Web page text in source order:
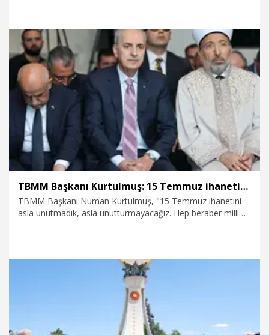
16.07.2026 Gündem
TBMM Başkanı Kurtulmuş: 15 Temmuz ihanetini asla unutmadık
TBMM Başkanı Numan Kurtulmuş, "15 Temmuz ihanetini
asla unutmadık, asla unutturmayacağız. Hep beraber milli
dedi.